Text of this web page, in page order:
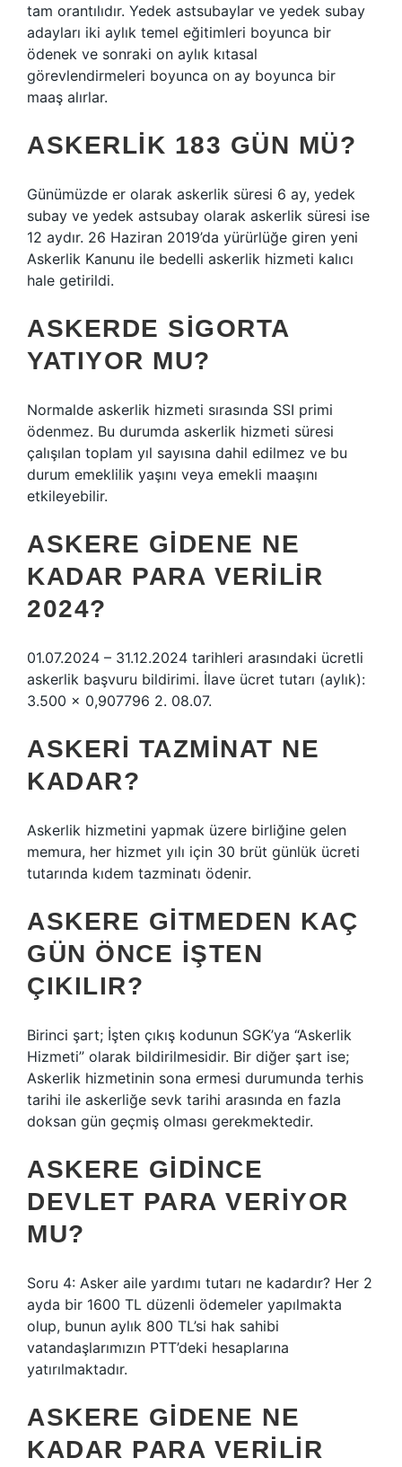
tam orantılıdır. Yedek astsubaylar ve yedek subay
adayları iki aylık temel eğitimleri boyunca bir
ödenek ve sonraki on aylık kıtasal
görevlendirmeleri boyunca on ay boyunca bir
maaş alırlar.
ASKERLIK 183 GÜN MÜ?
Günümüzde er olarak askerlik süresi 6 ay, yedek
subay ve yedek astsubay olarak askerlik süresi ise
12 aydır. 26 Haziran 2019’da yürürlüğe giren yeni
Askerlik Kanunu ile bedelli askerlik hizmeti kalıcı
hale getirildi.
ASKERDE SIGORTA
YATIYOR MU?
Normalde askerlik hizmeti sırasında SSI primi
ödenmez. Bu durumda askerlik hizmeti süresi
çalışılan toplam yıl sayısına dahil edilmez ve bu
durum emeklilik yaşını veya emekli maaşını
etkileyebilir.
ASKERE GIDENE NE
KADAR PARA VERILIR
2024?
01.07.2024 – 31.12.2024 tarihleri ​​arasındaki ücretli
askerlik başvuru bildirimi. İlave ücret tutarı (aylık):
3.500 x 0,907796 2. 08.07.
ASKERI TAZMINAT NE
KADAR?
Askerlik hizmetini yapmak üzere birliğine gelen
memura, her hizmet yılı için 30 brüt günlük ücreti
tutarında kıdem tazminatı ödenir.
ASKERE GITMEDEN KAÇ
GÜN ÖNCE IŞTEN
ÇIKILIR?
Birinci şart; İşten çıkış kodunun SGK’ya “Askerlik
Hizmeti” olarak bildirilmesidir. Bir diğer şart ise;
Askerlik hizmetinin sona ermesi durumunda terhis
tarihi ile askerliğe sevk tarihi arasında en fazla
doksan gün geçmiş olması gerekmektedir.
ASKERE GIDINCE
DEVLET PARA VERIYOR
MU?
Soru 4: Asker aile yardımı tutarı ne kadardır? Her 2
ayda bir 1600 TL düzenli ödemeler yapılmakta
olup, bunun aylık 800 TL’si hak sahibi
vatandaşlarımızın PTT’deki hesaplarına
yatırılmaktadır.
ASKERE GIDENE NE
KADAR PARA VERILIR